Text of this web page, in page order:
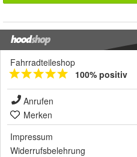
Fahrradteileshop
100% positiv
Anrufen
Merken
Impressum
Widerrufsbelehrung